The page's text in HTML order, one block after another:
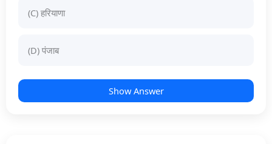
(C) हरियाणा
(D) पंजाब
Show Answer